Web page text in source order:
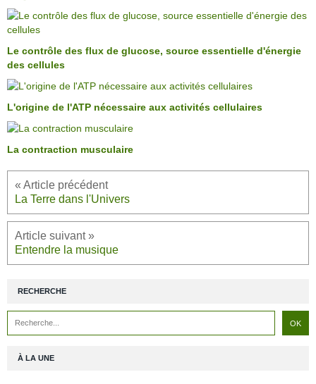
Le contrôle des flux de glucose, source essentielle d'énergie
des cellules
L'origine de l'ATP nécessaire aux activités cellulaires
La contraction musculaire
La Terre dans l'Univers
Entendre la musique
RECHERCHE
À LA UNE